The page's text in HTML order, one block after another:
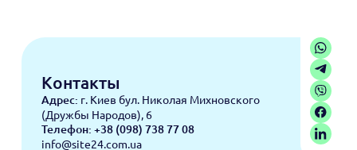
Контакты
Адрес: г. Киев бул. Николая Михновского
(Дружбы Народов), 6
Телефон: +38 (098) 738 77 08
info@site24.com.ua